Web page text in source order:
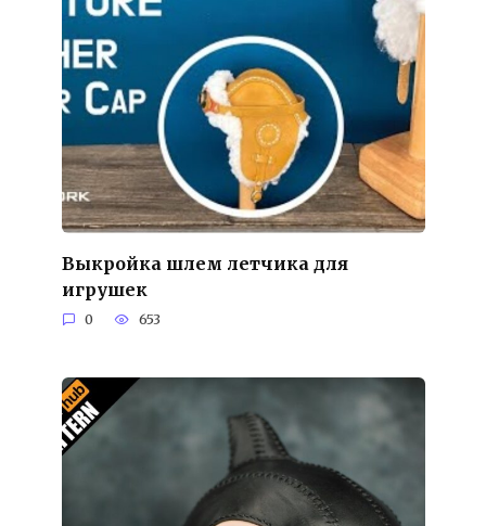
Выкройка шлем летчика для
игрушек
0 653